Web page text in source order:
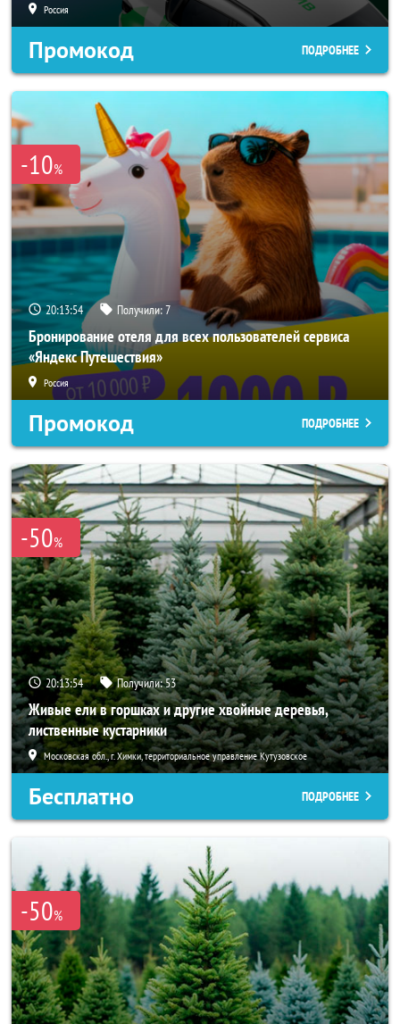
Россия
Промокод ПОДРОБНЕЕ
-10%
20:13:53 Получили:7
Бронирование отеля для всех пользователей сервиса
«Яндекс Путешествия»
Россия
Промокод ПОДРОБНЕЕ
-50%
20:13:53 Получили:53
Живые ели в горшках и другие хвойные деревья,
лиственные кустарники
Московская обл., г. Химки, территориальное управление Кутузовское
Бесплатно ПОДРОБНЕЕ
-50%